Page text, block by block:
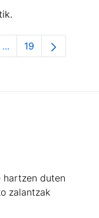
Use TAB to
...Intermediate Pages
Orrialdea
19
hartzen duten
zalantzak